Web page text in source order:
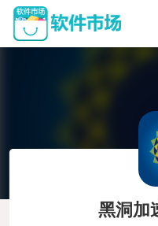
黑洞加